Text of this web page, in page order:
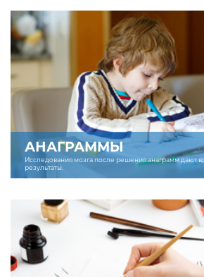
АНАГРАММЫ
Исследования мозга после решения анаграмм дают
результаты.